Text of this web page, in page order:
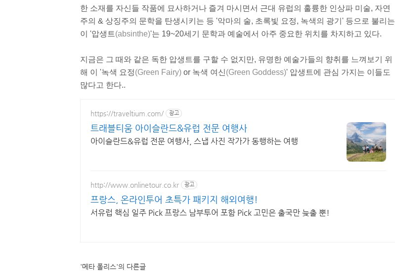
한 소재를 자신들 작품에 묘사하거나 즐겨 마시면서 근대 유럽의 훌륭한 인상파 미술, 자연
주의 & 상징주의 문학을 탄생시키는 등 '악마의 술, 초록빛 요정, 녹색의 광기' 등으로 불리는
이 '압생트 (absinthe)'는 19~20세기 문학과 예술에서 아주 중요한 위치를 차지하고 있다.
지금은 그 때와 같은 독한 압생트를 구할 수 없지만, 유명한 예술가들의 향취를 느껴보기 위
해 이 '녹색 요정(Green Fairy) or 녹색 여신 (Green Goddess)' 압생트에 관심 가지는 이들도
많다고 한다..
https://traveltium.com/ 광고
트래블티움 아이슬란드&유럽 전문 여행사
아이슬란드&유럽 전문 여행사, 스냅 사진 작가가 동행하는 여행
http://www.onlinetour.co.kr 광고
프랑스, 온라인투어 초특가 패키지 해외여행!
서유럽 핵심 일주 Pick 프랑스 남부투어 포함 Pick 고민은 출국만 늦출 뿐!
'메타 폴리스'의 다른글